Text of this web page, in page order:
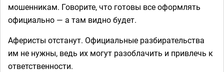
мошенникам. Говорите, что готовы все оформлять
официально — а там видно будет.
Аферисты отстанут. Официальные разбирательства
им не нужны, ведь их могут разоблачить и привлечь к
ответственности.